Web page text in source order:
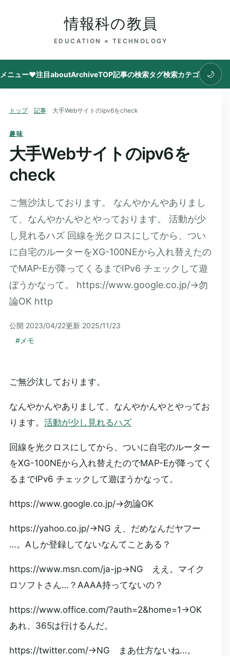
情報科の教員
EDUCATION × TECHNOLOGY
メニュー♥注目aboutArchiveTOP記事の検索タグ検索カテゴリ 🌙
トップ 記事 大手Webサイトのipv6をcheck
趣味
大手Webサイトのipv6を
check
ご無沙汰しております。 なんやかんやありまし
て、なんやかんやとやっております。 活動が少
し見れるハズ 回線を光クロスにしてから、つい
に自宅のルーターをXG-100NEから入れ替えたの
でMAP-Eが降ってくるまでIPv6 チェックして遊
ぼうかなって。 https://www.google.co.jp/→勿
論OK http
公開 2023/04/22更新 2025/11/23
#メモ
ご無沙汰しております。
なんやかんやありまして、なんやかんやとやってお
ります。 活動が少し見れるハズ
回線を光クロスにしてから、ついに自宅のルーター
をXG-100NEから入れ替えたのでMAP-Eが降ってく
るまでIPv6 チェックして遊ぼうかなって。
https://www.google.co.jp/→勿論OK
https://yahoo.co.jp/→NG え、だめなんだヤフー
…。Aしか登録してないなんてことある？
https://www.msn.com/ja-jp→NG ええ。マイク
ロソフトさん…？AAAA持ってないの？
https://www.office.com/?auth=2&home=1→OK
あれ、365は行けるんだ。
https://twitter.com/→NG まあ仕方ないね…。